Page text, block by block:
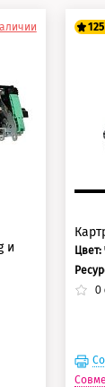
и
125
Цвет:
0